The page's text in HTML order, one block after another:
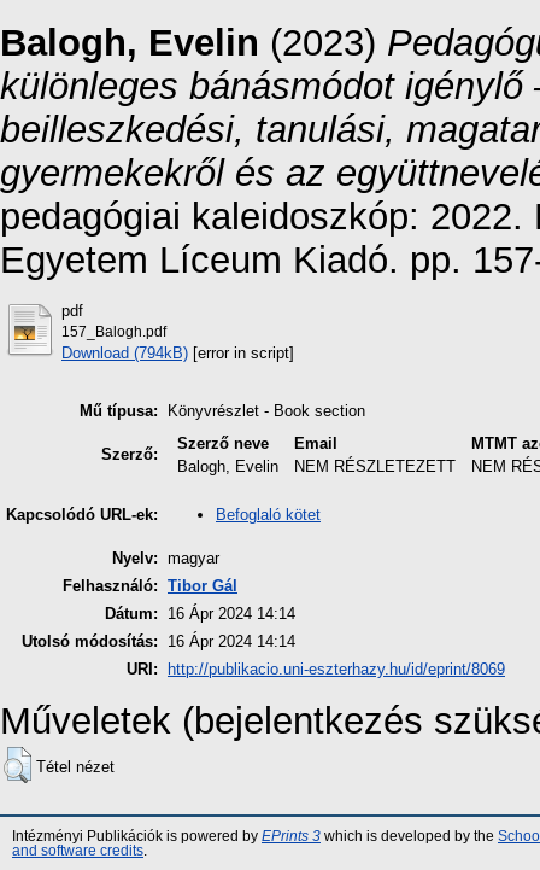
Balogh, Evelin (2023)
különleges bánásmódot
beilleszkedési, tanulási,
gyermekekről és az
pedagógiai kaleidoszkóp:
Egyetem Líceum Kiadó. pp.
pdf
157_Balogh.pdf
Download (794kB) [error in script]
Mű típusa: Könyvrészlet - Book section
Szerző:
Szerző neve Email
MTMT
Balogh, Evelin
NEM RÉSZLETEZETT NEM
Kapcsolódó URL-ek: Befoglaló kötet
Nyelv: magyar
Felhasználó: Tibor Gál
Dátum:
16 Ápr 2024 14:14
Utolsó módosítás:
16 Ápr 2024 14:14
URI:
http://publikacio.uni-eszterhazy.hu/id/eprint/8069
Műveletek (bejelentkezés
Tétel nézet
Intézményi Publikációk is powered by EPrints 3 which is developed by the
and software credits